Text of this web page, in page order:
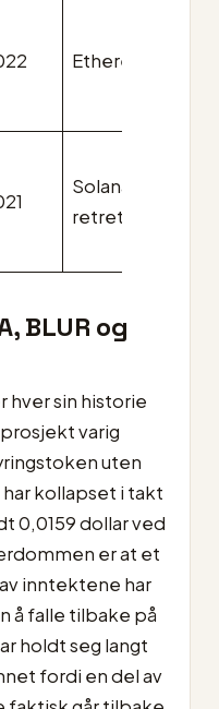
Ethereum
Solana (etter
retrett)
BLUR og
sin historie
varig
uten
kollapset i takt
0,0159 dollar ved
er at et
inntektene har
å falle tilbake på
holdt seg langt
fordi en del av